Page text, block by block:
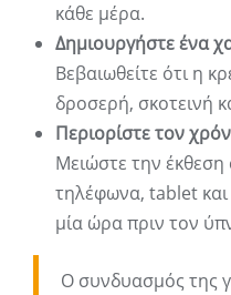
κάθε μέρα.
Δημιουργήστε ένα
Βεβαιωθείτε ότι η
δροσερή, σκοτεινή
Περιορίστε τον
Μειώστε την
τηλέφωνα, tablet και
μία ώρα πριν τον
Ο συνδυασμός της